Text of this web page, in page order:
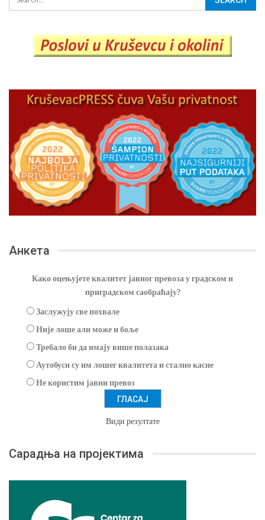
Анкета
Како оцењујете квалитет јавног превоза у градском и
приградском саобраћају?
Заслужују све похвале
Није лоше али може и боље
Требало би да имају више полазака
Аутобуси су им лошег квалитета и стално касне
Не користим јавни превоз
Види резултате
Сарадња на пројектима